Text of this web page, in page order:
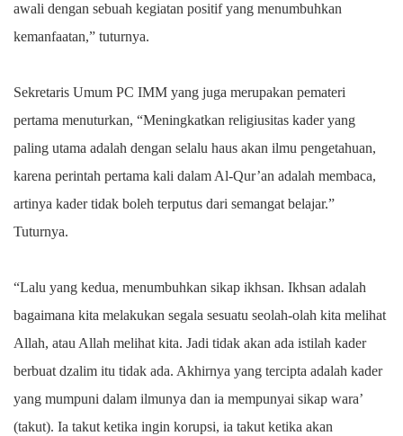
awali dengan sebuah kegiatan positif yang menumbuhkan
kemanfaatan,” tuturnya.
Sekretaris Umum PC IMM yang juga merupakan pemateri
pertama menuturkan, “Meningkatkan religiusitas kader yang
paling utama adalah dengan selalu haus akan ilmu pengetahuan,
karena perintah pertama kali dalam Al-Qur’an adalah membaca,
artinya kader tidak boleh terputus dari semangat belajar.”
Tuturnya.
“Lalu yang kedua, menumbuhkan sikap ikhsan. Ikhsan adalah
bagaimana kita melakukan segala sesuatu seolah-olah kita melihat
Allah, atau Allah melihat kita. Jadi tidak akan ada istilah kader
berbuat dzalim itu tidak ada. Akhirnya yang tercipta adalah kader
yang mumpuni dalam ilmunya dan ia mempunyai sikap wara’
(takut). Ia takut ketika ingin korupsi, ia takut ketika akan